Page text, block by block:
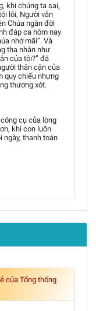
khi chúng ta sai,
lỗi, Người vẫn
Chúa ngàn đời
đáp ca hôm nay
nhớ mãi”. Và
tha nhân như
của tôi?” đã
thân cận của
quy chiếu nhưng
thương xót.
cụ của lòng
khi con luôn
ngày, thanh toán
của Tổng thống